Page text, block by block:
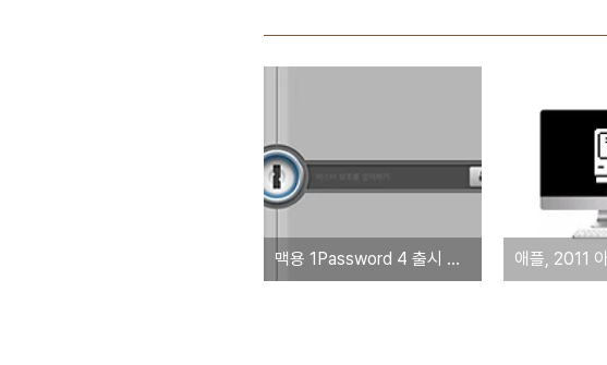
맥용 1Password 4 출시 임박. '베타 버전 다운로드 링크 제공'